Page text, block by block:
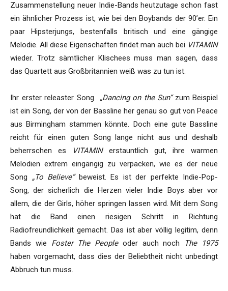
Zusammenstellung neuer Indie-Bands heutzutage schon fast
ein ähnlicher Prozess ist, wie bei den Boybands der 90’er. Ein
paar Hipsterjungs, bestenfalls britisch und eine gängige
Melodie. All diese Eigenschaften findet man auch bei VITAMIN
wieder. Trotz sämtlicher Klischees muss man sagen, dass
das Quartett aus Großbritannien weiß was zu tun ist.
Ihr erster releaster Song „Dancing on the Sun“zum Beispiel
ist ein Song, der von der Bassline her genau so gut von Peace
aus Birmingham stammen könnte. Doch eine gute Bassline
reicht für einen guten Song lange nicht aus und deshalb
beherrschen es
VITAMINerstauntlich gut, ihre warmen
Melodien extrem eingängig zu verpacken, wie es der neue
Song „To Believe“beweist. Es ist der perfekte Indie-Pop-
Song, der sicherlich die Herzen vieler Indie Boys aber vor
allem, die der Girls, höher springen lassen wird. Mit dem Song
hat die Band einen riesigen Schritt in Richtung
Radiofreundlichkeit gemacht. Das ist aber völlig legitim, denn
Bands wie Foster The Peopleoder auch noch
The 1975
haben vorgemacht, dass dies der Beliebtheit nicht unbedingt
Abbruch tun muss.